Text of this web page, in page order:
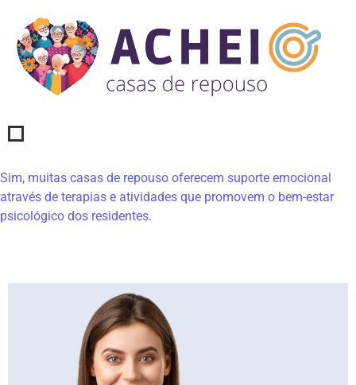
Sim, muitas casas de repouso oferecem suporte emocional
através de terapias e atividades que promovem o bem-estar
psicológico dos residentes.